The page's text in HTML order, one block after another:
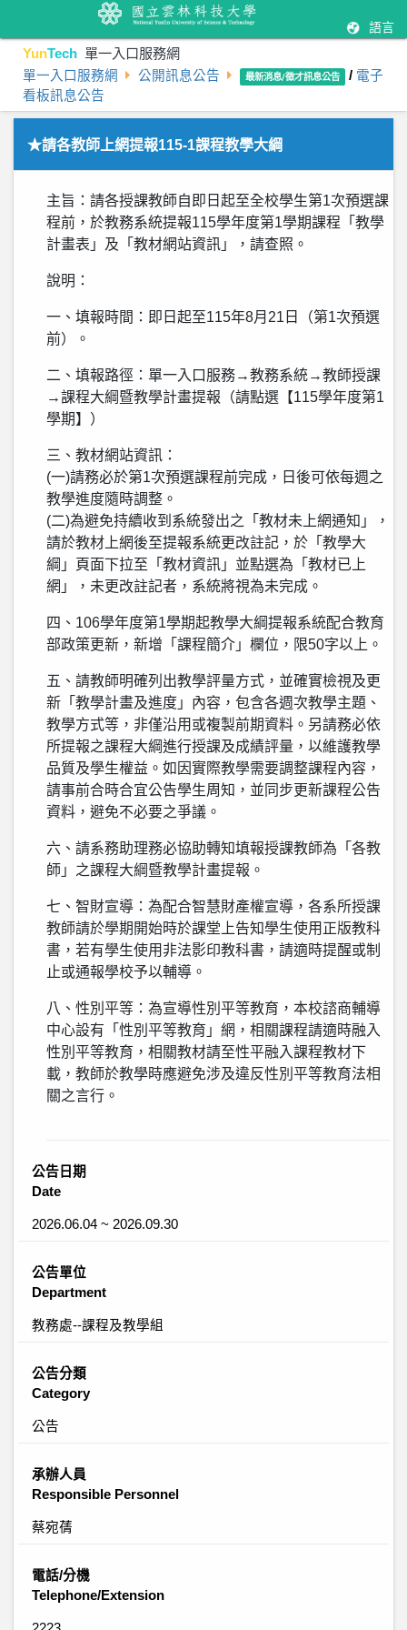
語言
YunTech 單一入口服務網
單一入口服務網 公開訊息公告 最新消息/徵才訊息公告 / 電子
看板訊息公告
★請各教師上網提報115-1課程教學大綱
主旨：請各授課教師自即日起至全校學生第1次預選課
程前，於教務系統提報115學年度第1學期課程「教學
計畫表」及「教材網站資訊」，請查照。
說明：
一、填報時間：即日起至115年8月21日（第1次預選
前）。
二、填報路徑：單一入口服務→教務系統→教師授課
→課程大綱暨教學計畫提報（請點選【115學年度第1
學期】）
三、教材網站資訊：
(一)請務必於第1次預選課程前完成，日後可依每週之
教學進度隨時調整。
(二)為避免持續收到系統發出之「教材未上網通知」，
請於教材上網後至提報系統更改註記，於「教學大
綱」頁面下拉至「教材資訊」並點選為「教材已上
網」，未更改註記者，系統將視為未完成。
四、106學年度第1學期起教學大綱提報系統配合教育
部政策更新，新增「課程簡介」欄位，限50字以上。
五、請教師明確列出教學評量方式，並確實檢視及更
新「教學計畫及進度」內容，包含各週次教學主題、
教學方式等，非僅沿用或複製前期資料。另請務必依
所提報之課程大綱進行授課及成績評量，以維護教學
品質及學生權益。如因實際教學需要調整課程內容，
請事前合時合宜公告學生周知，並同步更新課程公告
資料，避免不必要之爭議。
六、請系務助理務必協助轉知填報授課教師為「各教
師」之課程大綱暨教學計畫提報。
七、智財宣導：為配合智慧財產權宣導，各系所授課
教師請於學期開始時於課堂上告知學生使用正版教科
書，若有學生使用非法影印教科書，請適時提醒或制
止或通報學校予以輔導。
八、性別平等：為宣導性別平等教育，本校諮商輔導
中心設有「性別平等教育」網，相關課程請適時融入
性別平等教育，相關教材請至性平融入課程教材下
載，教師於教學時應避免涉及違反性別平等教育法相
關之言行。
公告日期
Date
2026.06.04 ~ 2026.09.30
公告單位
Department
教務處--課程及教學組
公告分類
Category
公告
承辦人員
Responsible Personnel
蔡宛蒨
電話/分機
Telephone/Extension